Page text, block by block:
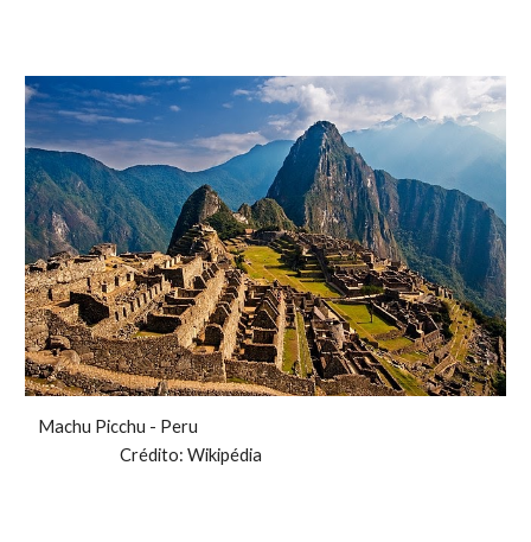
Machu Picchu - Peru
Crédito:Wikipédia